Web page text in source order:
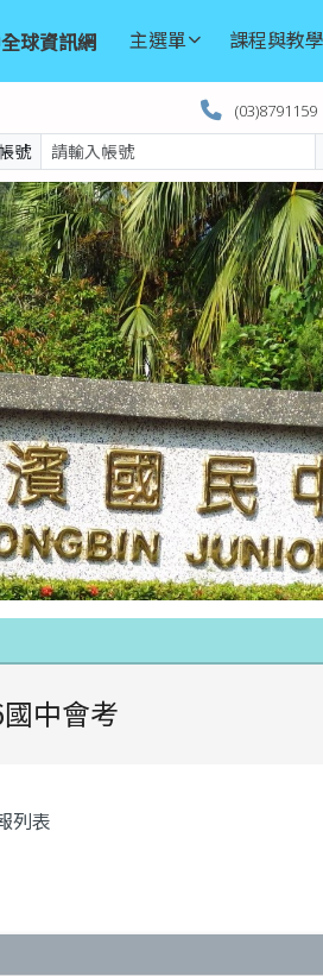
球資訊網 主選單 課程與教學
(03)8791159
帳號
中會考
列表